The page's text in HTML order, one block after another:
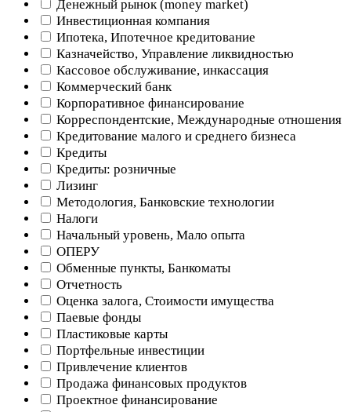
Денежный рынок (money market)
Инвестиционная компания
Ипотека, Ипотечное кредитование
Казначейство, Управление ликвидностью
Кассовое обслуживание, инкассация
Коммерческий банк
Корпоративное финансирование
Корреспондентские, Международные отношения
Кредитование малого и среднего бизнеса
Кредиты
Кредиты: розничные
Лизинг
Методология, Банковские технологии
Налоги
Начальный уровень, Мало опыта
ОПЕРУ
Обменные пункты, Банкоматы
Отчетность
Оценка залога, Стоимости имущества
Паевые фонды
Пластиковые карты
Портфельные инвестиции
Привлечение клиентов
Продажа финансовых продуктов
Проектное финансирование